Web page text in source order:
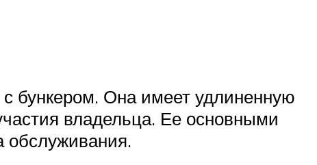
бункером. Она имеет удлиненную
владельца. Ее основными
обслуживания.